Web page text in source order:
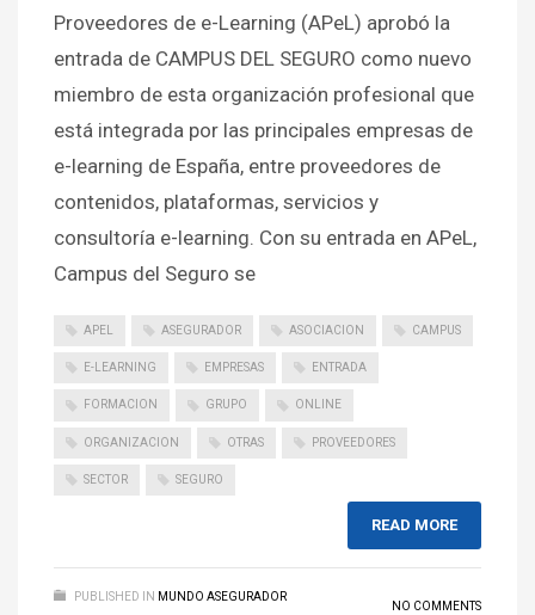
Proveedores de e-Learning (APeL) aprobó la
entrada de CAMPUS DEL SEGURO como nuevo
miembro de esta organización profesional que
está integrada por las principales empresas de
e-learning de España, entre proveedores de
contenidos, plataformas, servicios y
consultoría e-learning. Con su entrada en APeL,
Campus del Seguro se
APEL ASEGURADOR ASOCIACION CAMPUS
E-LEARNING EMPRESAS ENTRADA
FORMACION GRUPO ONLINE
ORGANIZACION OTRAS PROVEEDORES
SECTOR SEGURO
READ MORE
PUBLISHED IN MUNDO ASEGURADOR
NO COMMENTS